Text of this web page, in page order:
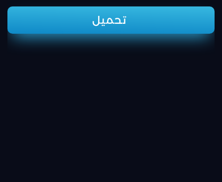
تحميل